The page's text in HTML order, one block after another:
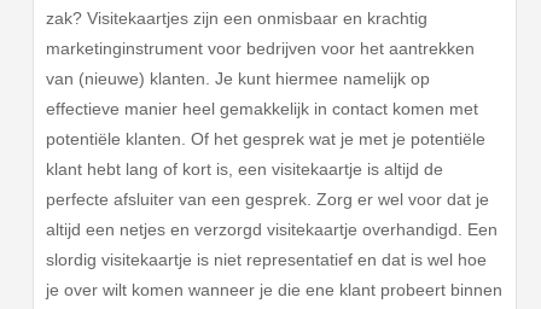
zak? Visitekaartjes zijn een onmisbaar en krachtig
marketinginstrument voor bedrijven voor het aantrekken
van (nieuwe) klanten. Je kunt hiermee namelijk op
effectieve manier heel gemakkelijk in contact komen met
potentiële klanten. Of het gesprek wat je met je potentiële
klant hebt lang of kort is, een visitekaartje is altijd de
perfecte afsluiter van een gesprek. Zorg er wel voor dat je
altijd een netjes en verzorgd visitekaartje overhandigd. Een
slordig visitekaartje is niet representatief en dat is wel hoe
je over wilt komen wanneer je die ene klant probeert binnen